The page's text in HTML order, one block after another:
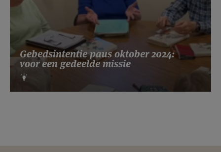
Gebedsintentie paus oktober 2024:
voor een gedeelde missie